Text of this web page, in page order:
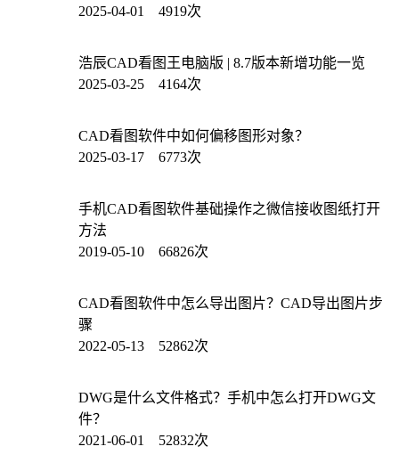
2025-04-01 4919次
浩辰CAD看图王电脑版 | 8.7版本新增功能一览
2025-03-25 4164次
CAD看图软件中如何偏移图形对象？
2025-03-17 6773次
手机CAD看图软件基础操作之微信接收图纸打开
方法
2019-05-10 66826次
CAD看图软件中怎么导出图片？CAD导出图片步
骤
2022-05-13 52862次
DWG是什么文件格式？手机中怎么打开DWG文
件？
2021-06-01 52832次